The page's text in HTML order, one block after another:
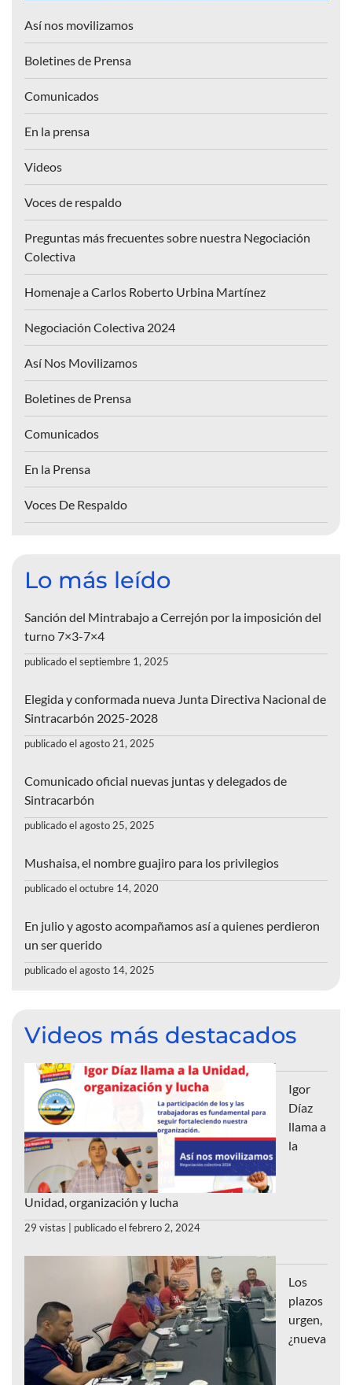
Así nos movilizamos
Boletines de Prensa
Comunicados
En la prensa
Videos
Voces de respaldo
Preguntas más frecuentes sobre nuestra Negociación
Colectiva
Homenaje a Carlos Roberto Urbina Martínez
Negociación Colectiva 2024
Así Nos Movilizamos
Boletines de Prensa
Comunicados
En la Prensa
Voces De Respaldo
Lo más leído
Sanción del Mintrabajo a Cerrejón por la imposición del
turno 7×3-7×4
publicado el septiembre 1, 2025
Elegida y conformada nueva Junta Directiva Nacional de
Sintracarbón 2025-2028
publicado el agosto 21, 2025
Comunicado oficial nuevas juntas y delegados de
Sintracarbón
publicado el agosto 25, 2025
Mushaisa, el nombre guajiro para los privilegios
publicado el octubre 14, 2020
En julio y agosto acompañamos así a quienes perdieron
un ser querido
publicado el agosto 14, 2025
Videos más destacados
Igor
Díaz
llama a
la
Unidad, organización y lucha
29 vistas publicado el febrero 2, 2024
Los
plazos
urgen,
¿nueva